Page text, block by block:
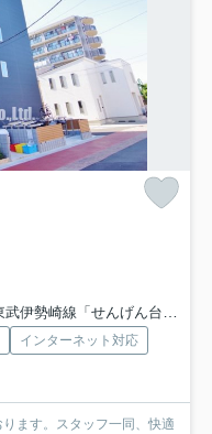
伊勢崎線「せんげん台」駅 徒歩20分
インターネット対応
ます。スタッフ一同、快適